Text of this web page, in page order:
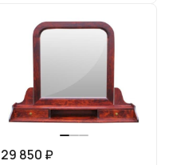
29 850 ₽